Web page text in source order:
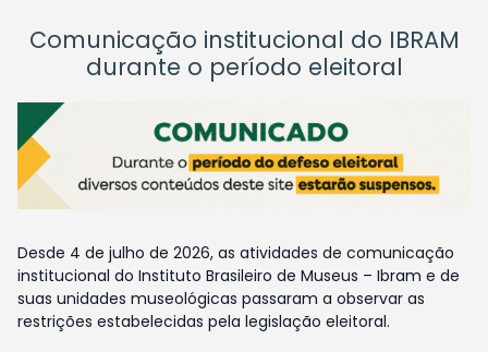
Comunicação institucional do IBRAM
durante o período eleitoral
Desde 4 de julho de 2026, as atividades de comunicação
institucional do Instituto Brasileiro de Museus – Ibram e de
suas unidades museológicas passaram a observar as
restrições estabelecidas pela legislação eleitoral.